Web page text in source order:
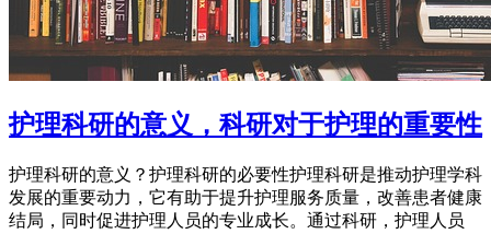
护理科研的意义，科研对于护理的重要性
护理科研的意义？护理科研的必要性护理科研是推动护理学科
发展的重要动力，它有助于提升护理服务质量，改善患者健康
结局，同时促进护理人员的专业成长。通过科研，护理人员